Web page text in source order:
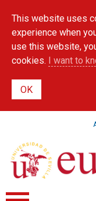
This website uses
experience when
use this website,
cookies. I want to